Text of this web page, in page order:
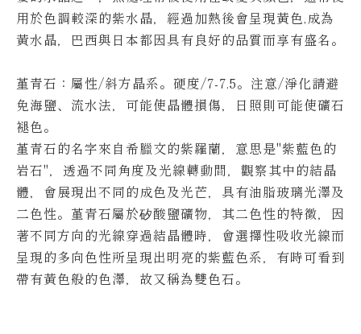
用於色調較深的紫水晶，經過加熱後會呈現黃色,成為
黃水晶，巴西與日本都因具有良好的品質而享有盛名。
堇青石 ：屬性/斜方晶系。 硬度/7-7.5。 注意/淨化請避
免海鹽、流水法，可能使晶體損傷，日照則可能使礦石
褪色。
堇青石的名字來自希臘文的紫羅蘭，意思是"紫藍色的
岩石"，透過不同角度及光線轉動間，觀察其中的結晶
體，會展現出不同的成色及光芒，具有油脂玻璃光澤及
二色性。 堇青石屬於矽酸鹽礦物，其二色性的特徵，因
著不同方向的光線穿過結晶體時，會選擇性吸收光線而
呈現的多向色性所呈現出明亮的紫藍色系，有時可看到
帶有黃色般的色澤，故又稱為雙色石。